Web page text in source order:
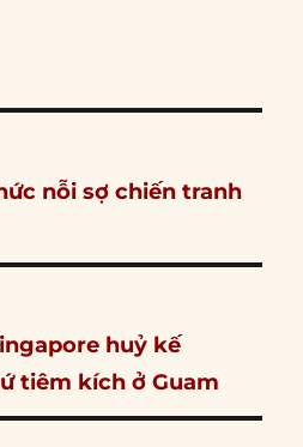
nỗi sợ chiến tranh
huỷ kế
tiêm kích ở Guam